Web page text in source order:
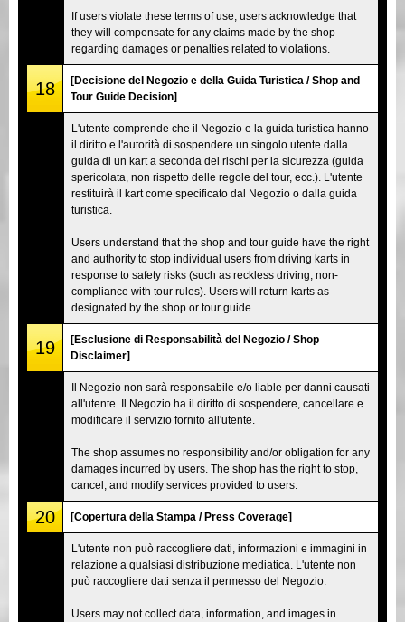
If users violate these terms of use, users acknowledge that
they will compensate for any claims made by the shop
regarding damages or penalties related to violations.
18
[Decisione del Negozio e della Guida Turistica / Shop and
Tour Guide Decision]
L'utente comprende che il Negozio e la guida turistica hanno
il diritto e l'autorità di sospendere un singolo utente dalla
guida di un kart a seconda dei rischi per la sicurezza (guida
spericolata, non rispetto delle regole del tour, ecc.). L'utente
restituirà il kart come specificato dal Negozio o dalla guida
turistica.
Users understand that the shop and tour guide have the right
and authority to stop individual users from driving karts in
response to safety risks (such as reckless driving, non-
compliance with tour rules). Users will return karts as
designated by the shop or tour guide.
19
[Esclusione di Responsabilità del Negozio / Shop
Disclaimer]
Il Negozio non sarà responsabile e/o liable per danni causati
all'utente. Il Negozio ha il diritto di sospendere, cancellare e
modificare il servizio fornito all'utente.
The shop assumes no responsibility and/or obligation for any
damages incurred by users. The shop has the right to stop,
cancel, and modify services provided to users.
20 [Copertura della Stampa / Press Coverage]
L'utente non può raccogliere dati, informazioni e immagini in
relazione a qualsiasi distribuzione mediatica. L'utente non
può raccogliere dati senza il permesso del Negozio.
Users may not collect data, information, and images in